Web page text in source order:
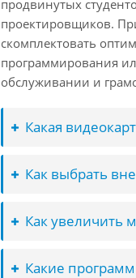
продвинутых
проектировщиков.
скомплектовать
программирования
обслуживании и
Какая
Как выбрать
Как увеличить
Какие